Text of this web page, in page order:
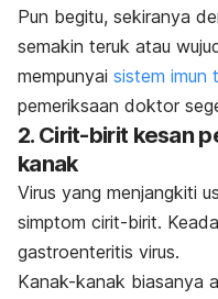
Pun begitu, sekiranya
semakin teruk atau
mempunyai sistem imun
pemeriksaan doktor
2. Cirit-birit kesan
kanak
Virus yang menjangkiti
simptom cirit-birit.
gastroenteritis virus.
Kanak-kanak biasanya